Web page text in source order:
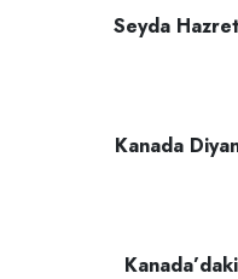
Seyda
Kanada